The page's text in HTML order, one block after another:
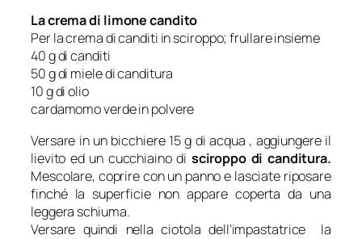
La crema di limone candito
Per la crema di canditi in sciroppo; frullare insieme
40 g di canditi
50 g di miele di canditura
10 g di olio
cardamomo verde in polvere
Versare in un bicchiere 15 g di acqua , aggiungere il
lievito ed un cucchiaino di sciroppo di canditura.
Mescolare, coprire con un panno e lasciate riposare
finché la superficie non appare coperta da una
leggera schiuma.
Versare quindi nella ciotola dell’impastatrice la